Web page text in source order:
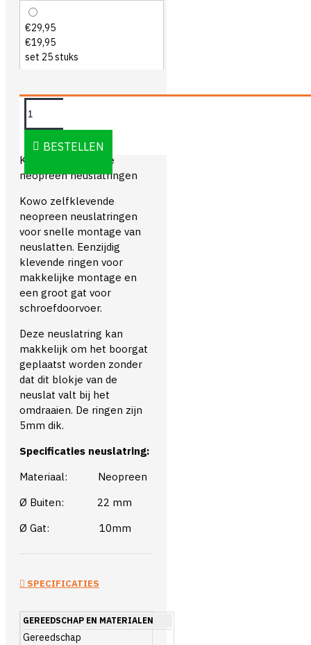
€29,95
€19,95
set 25 stuks
BESTELLEN
OMSCHRIJVING
Kowo zelfklevende
neopreen neuslatringen
Kowo zelfklevende
neopreen neuslatringen
voor snelle montage van
neuslatten. Eenzijdig
klevende ringen voor
makkelijke montage en
een groot gat voor
schroefdoorvoer.
Deze neuslatring kan
makkelijk om het boorgat
geplaatst worden zonder
dat dit blokje van de
neuslat valt bij het
omdraaien. De ringen zijn
5mm dik.
Specificaties neuslatring:
Materiaal: Neopreen
Ø Buiten: 22 mm
Ø Gat: 10mm
SPECIFICATIES
GEREEDSCHAP EN MATERIALEN
Gereedschap